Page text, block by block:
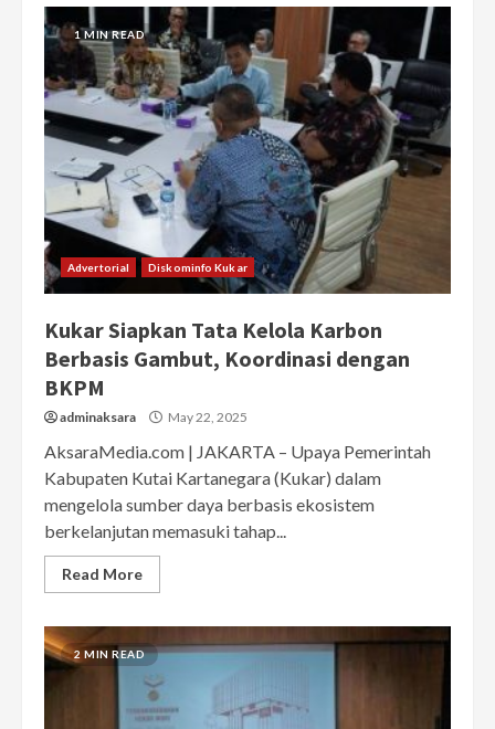
1 MIN READ
Advertorial Diskominfo Kukar
Kukar Siapkan Tata Kelola Karbon
Berbasis Gambut, Koordinasi dengan
BKPM
adminaksara May 22, 2025
AksaraMedia.com | JAKARTA – Upaya Pemerintah
Kabupaten Kutai Kartanegara (Kukar) dalam
mengelola sumber daya berbasis ekosistem
berkelanjutan memasuki tahap...
Read More
2 MIN READ